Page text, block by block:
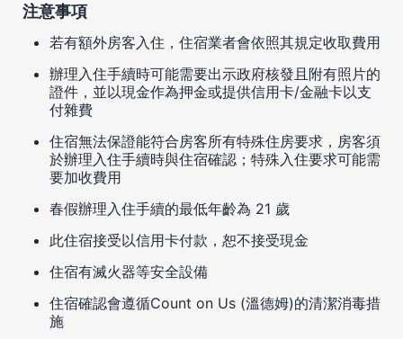
注意事項
若有額外房客入住，住宿業者會依照其規定收取費用
辦理入住手續時可能需要出示政府核發且附有照片的
證件，並以現金作為押金或提供信用卡/金融卡以支
付雜費
住宿無法保證能符合房客所有特殊住房要求，房客須
於辦理入住手續時與住宿確認；特殊入住要求可能需
要加收費用
春假辦理入住手續的最低年齡為 21 歲
此住宿接受以信用卡付款，恕不接受現金
住宿有滅火器等安全設備
住宿確認會遵循Count on Us (溫德姆)的清潔消毒措
施